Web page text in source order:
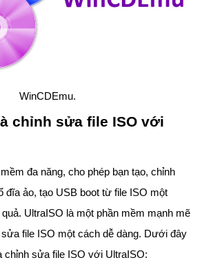
WinCDEmu.
chỉnh sửa file ISO với
đa năng, cho phép bạn tạo, chỉnh
đĩa ảo, tạo USB boot từ file ISO một
UltraISO là một phần mềm mạnh mẽ
file ISO một cách dễ dàng. Dưới đây
chỉnh sửa file ISO với UltraISO: